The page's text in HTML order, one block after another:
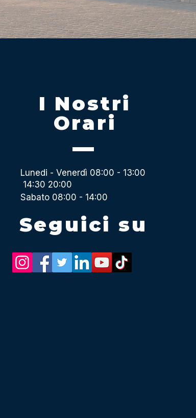
I Nostri
Orari
Lunedi - Venerdì 08:00 - 13:00
14:30 20:00
Sabato 08:00 - 14:00
Seguici su